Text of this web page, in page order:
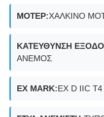
ΜΟΤΕΡ:ΧΑΛΚΙΝΟ
ΚΑΤΕΥΘΥΝΣΗ
ΑΝΕΜΟΣ
EX MARK:EX D IIC T4